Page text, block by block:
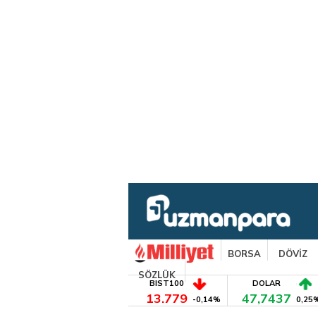
BORSA DÖVİZ
SÖZLÜK
BIST100
13.779 -0,14%
DOLAR
47,7437